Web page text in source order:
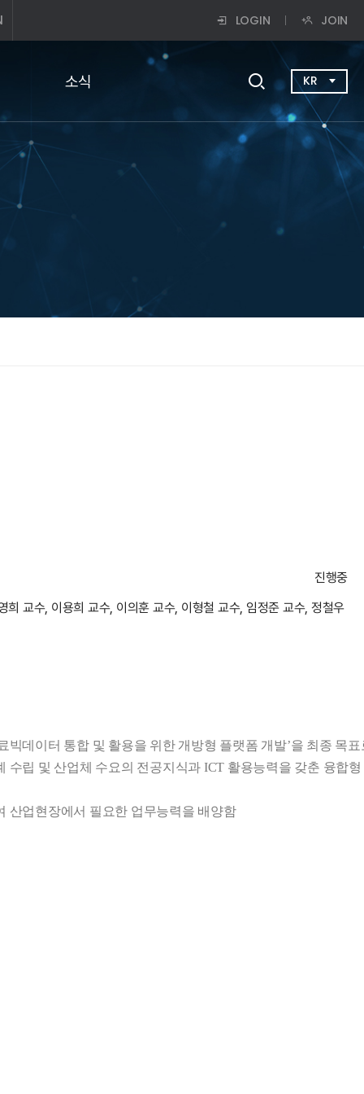
LOGIN JOIN
소식 KR
진행중
교수, 이용희 교수, 이의훈 교수, 이형철 교수, 임정준 교수, 정철우
데이터 통합 및 활용을 위한 개방형 플랫폼 개발’을 최종 목
립 및 산업체 수요의 전공지식과 ICT 활용능력을 갖춘 융합
산업현장에서 필요한 업무능력을 배양함